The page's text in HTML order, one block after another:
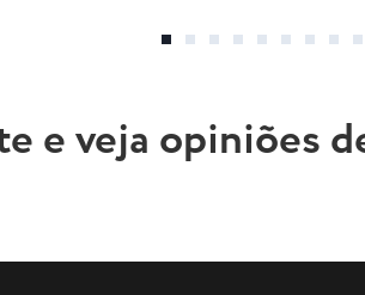
e veja opiniões